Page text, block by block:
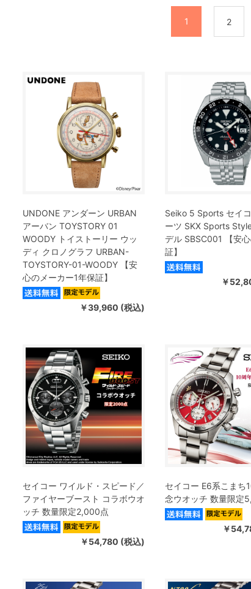
1 2
UNDONE アンダーン URBAN
アーバン TOYSTORY 01
WOODY トイストーリー ウッ
ディ クロノグラフ URBAN-
TOYSTORY-01-WOODY 【安
心のメーカー1年保証】
￥39,960 (税込)
Seiko 5 Sports セイ
ーツ SKX Sports
デル SBSC001 【安
証】
￥
セイコー ワイルド・スピード／
ファイヤーブースト コラボウオ
ッチ 数量限定2,000点
￥54,780 (税込)
セイコー E6系こまち
念ウオッチ 数量限定
￥